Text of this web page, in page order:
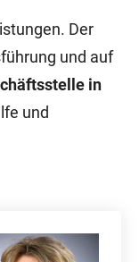
Der
und auf
in
und